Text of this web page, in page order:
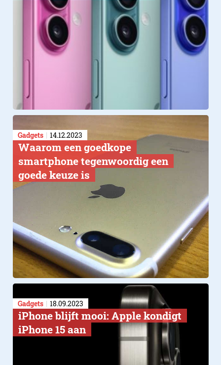
Gadgets 14.12.2023
​Waarom een goedkope
smartphone tegenwoordig een
goede keuze is
Gadgets 18.09.2023
iPhone blijft mooi: Apple kondigt
iPhone 15 aan